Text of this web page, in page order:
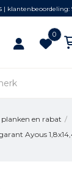
| klantenbeoordeling:
0
en rabat /
Ayous